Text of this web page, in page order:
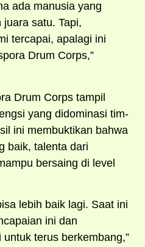
ada manusia yang
satu. Tapi,
tercapai, apalagi ini
Drum Corps,”
Drum Corps tampil
yang didominasi tim-
ini membuktikan bahwa
baik, talenta dari
bersaing di level
lebih baik lagi. Saat ini
ini dan
terus berkembang,”